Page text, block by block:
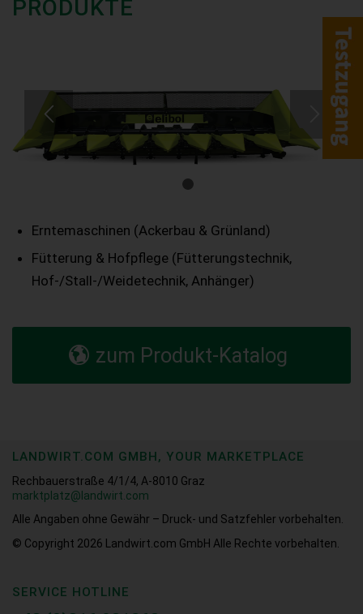
PRODUKTE
Erntemaschinen (Ackerbau & Grünland)
Fütterung & Hofpflege (Fütterungstechnik,
Hof-/Stall-/Weidetechnik, Anhänger)
zum Produkt-Katalog
LANDWIRT.COM GMBH, YOUR MARKETPLACE
Rechbauerstraße 4/1/4, A-8010 Graz
marktplatz@landwirt.com
Alle Angaben ohne Gewähr – Druck- und Satzfehler vorbehalten.
© Copyright 2026 Landwirt.com GmbH Alle Rechte vorbehalten.
SERVICE HOTLINE